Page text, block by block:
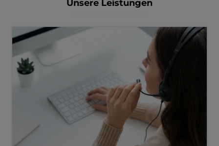
Unsere Leistungen